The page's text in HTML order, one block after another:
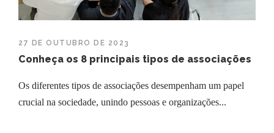
27 DE OUTUBRO DE 2023
Conheça os 8 principais tipos de associações
Os diferentes tipos de associações desempenham um papel
crucial na sociedade, unindo pessoas e organizações...